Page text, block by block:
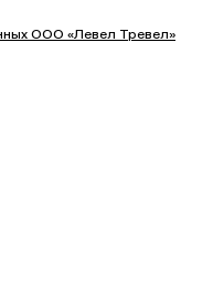
ООО «Левел Тревел»